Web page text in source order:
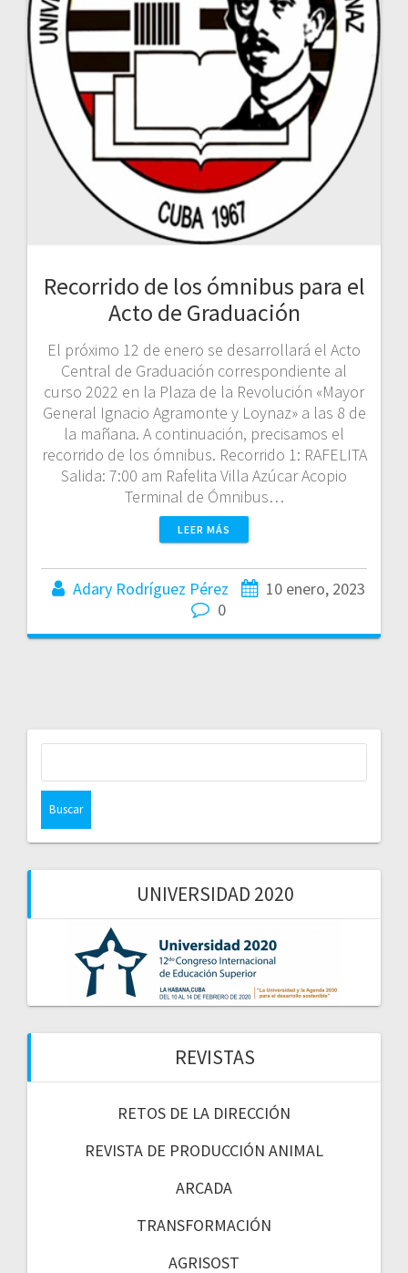
Recorrido de los ómnibus para el
Acto de Graduación
El próximo 12 de enero se desarrollará el Acto
Central de Graduación correspondiente al
curso 2022 en la Plaza de la Revolución «Mayor
General Ignacio Agramonte y Loynaz» a las 8 de
la mañana. A continuación, precisamos el
recorrido de los ómnibus. Recorrido 1: RAFELITA
Salida: 7:00 am Rafelita Villa Azúcar Acopio
Terminal de Ómnibus…
LEER MÁS
Adary Rodríguez Pérez
10 enero, 2023
0
UNIVERSIDAD 2020
REVISTAS
RETOS DE LA DIRECCIÓN
REVISTA DE PRODUCCIÓN ANIMAL
ARCADA
TRANSFORMACIÓN
AGRISOST